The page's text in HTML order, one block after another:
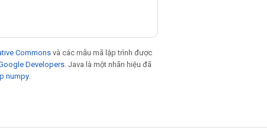
Commons và các mẫu mã lập trình được
Developers . Java là một nhãn hiệu đã
numpy.